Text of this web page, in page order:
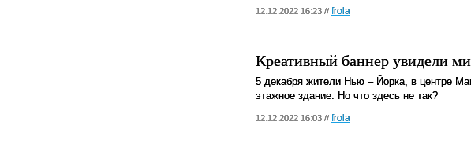
12.12.2022 16:23 // frola
Креативный баннер увидели
5 декабря жители Нью – Йорка, в центре
этажное здание. Но что здесь не так?
12.12.2022 16:03 // frola